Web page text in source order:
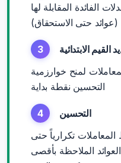
الفائدة المقابلة لها
(عوائد حتى الاستحقاق)
3
القيم الابتدائية
لمنح خوارزمية
التحسين نقطة بداية
4
التحسين
تكرارياً حتى
الملاحظة بأقصى